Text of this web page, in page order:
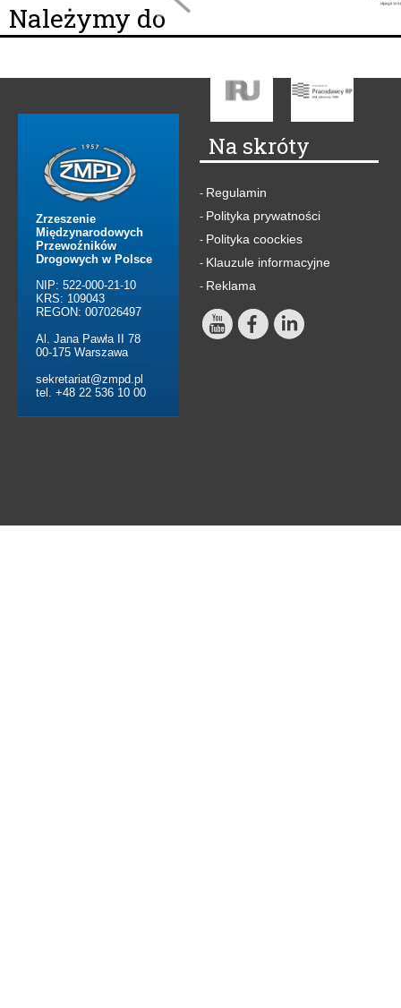
Należymy do
Zrzeszenie
Międzynarodowych
Przewoźników
Drogowych w Polsce
NIP: 522-000-21-10
KRS: 109043
REGON: 007026497
Al. Jana Pawła II 78
00-175 Warszawa
sekretariat@zmpd.pl
tel. +48 22 536 10 00
Na skróty
- Regulamin
- Polityka prywatności
- Polityka coockies
- Klauzule informacyjne
- Reklama